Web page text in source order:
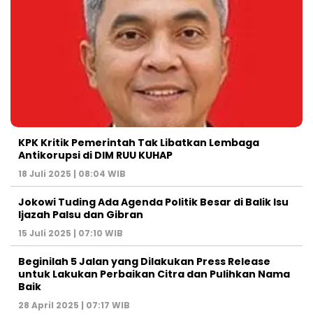
KPK Kritik Pemerintah Tak Libatkan Lembaga
Antikorupsi di DIM RUU KUHAP
18 Juli 2025 | 08:04 WIB
Jokowi Tuding Ada Agenda Politik Besar di Balik Isu
Ijazah Palsu dan Gibran
15 Juli 2025 | 07:10 WIB
Beginilah 5 Jalan yang Dilakukan Press Release
untuk Lakukan Perbaikan Citra dan Pulihkan Nama
Baik
28 April 2025 | 07:17 WIB